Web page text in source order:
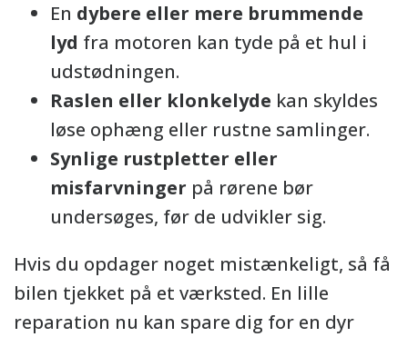
En dybere eller mere brummende
lyd fra motoren kan tyde på et hul i
udstødningen.
Raslen eller klonkelyde kan skyldes
løse ophæng eller rustne samlinger.
Synlige rustpletter eller
misfarvninger på rørene bør
undersøges, før de udvikler sig.
Hvis du opdager noget mistænkeligt, så få
bilen tjekket på et værksted. En lille
reparation nu kan spare dig for en dyr